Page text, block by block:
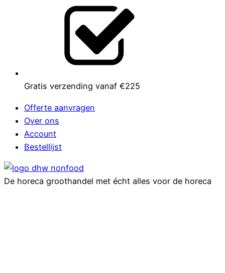
Gratis verzending vanaf €225
Offerte aanvragen
Over ons
Account
Bestellijst
De horeca groothandel met écht alles voor de horeca